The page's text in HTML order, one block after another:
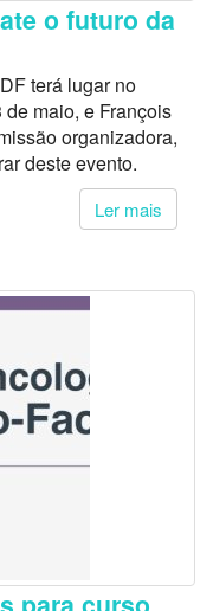
o futuro da
terá lugar no
maio, e François
organizadora,
deste evento.
Ler mais